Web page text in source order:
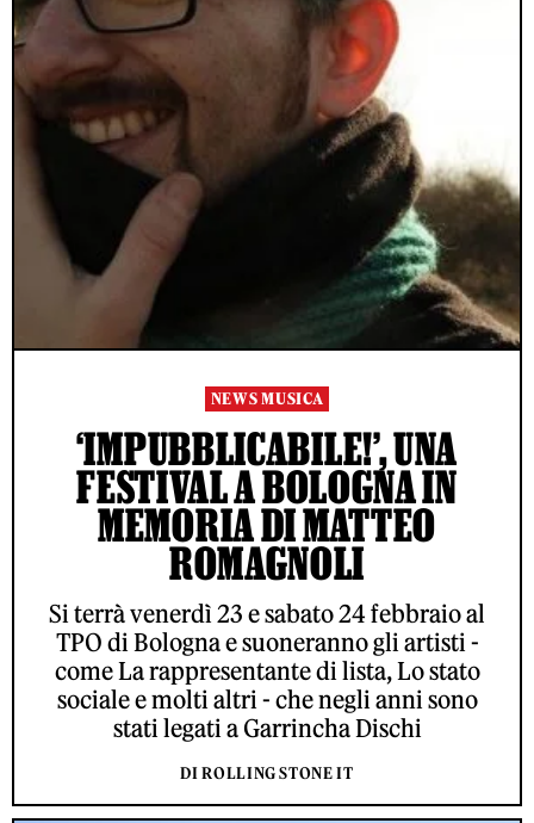
NEWS MUSICA
‘IMPUBBLICABILE!’, UNA
FESTIVAL A BOLOGNA IN
MEMORIA DI MATTEO
ROMAGNOLI
Si terrà venerdì 23 e sabato 24 febbraio al
TPO di Bologna e suoneranno gli artisti -
come La rappresentante di lista, Lo stato
sociale e molti altri - che negli anni sono
stati legati a Garrincha Dischi
DI ROLLING STONE IT